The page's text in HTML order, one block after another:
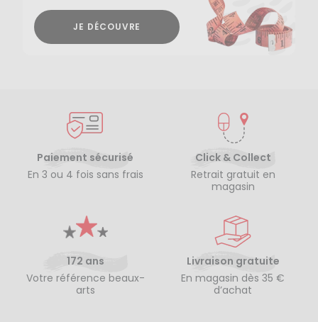
JE DÉCOUVRE
Paiement sécurisé
En 3 ou 4 fois sans frais
Click & Collect
Retrait gratuit en
magasin
172 ans
Votre référence beaux-
arts
Livraison gratuite
En magasin dès 35 €
d’achat